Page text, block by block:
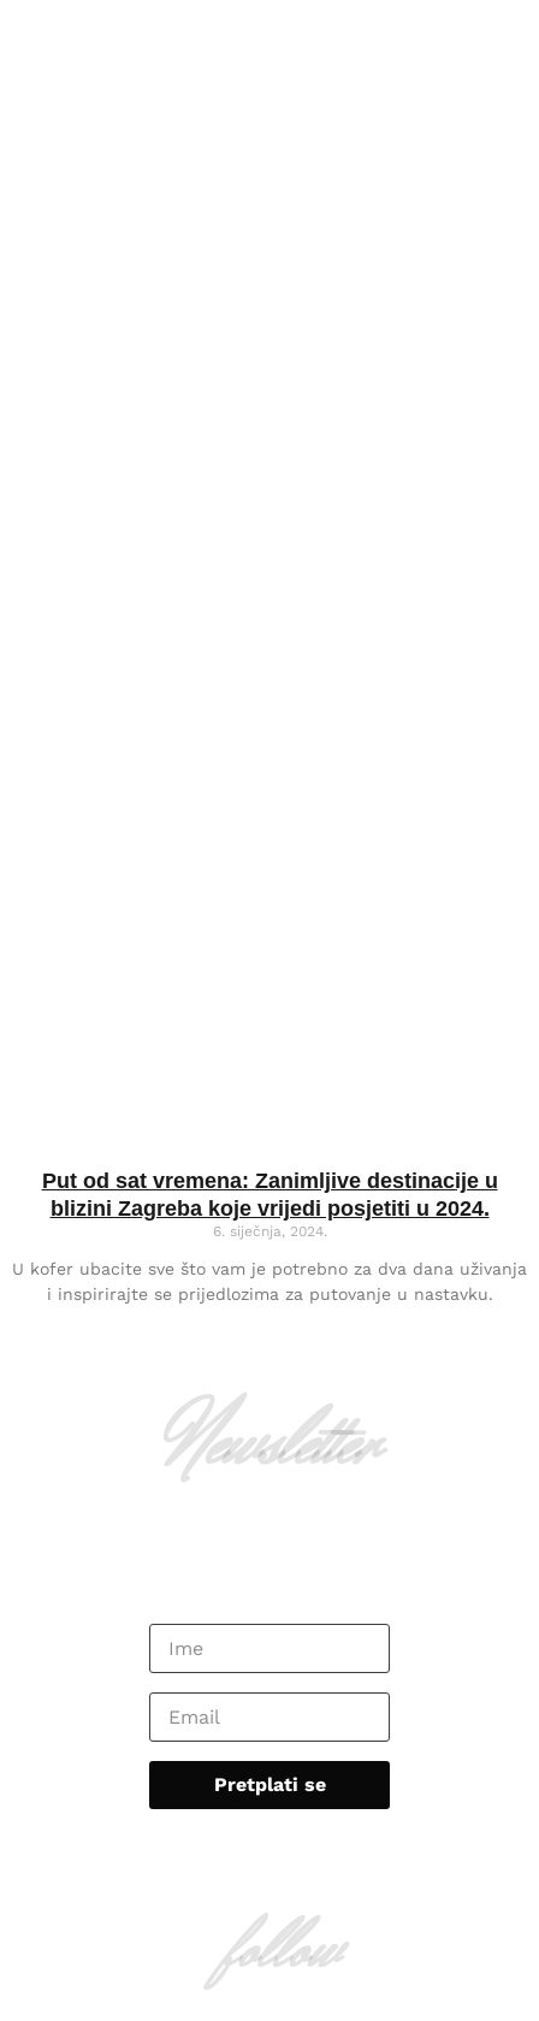
Put od sat vremena: Zanimljive destinacije u
blizini Zagreba koje vrijedi posjetiti u 2024.
6. siječnja, 2024.
U kofer ubacite sve što vam je potrebno za dva dana uživanja
i inspirirajte se prijedlozima za putovanje u nastavku.
Newsletter
follow